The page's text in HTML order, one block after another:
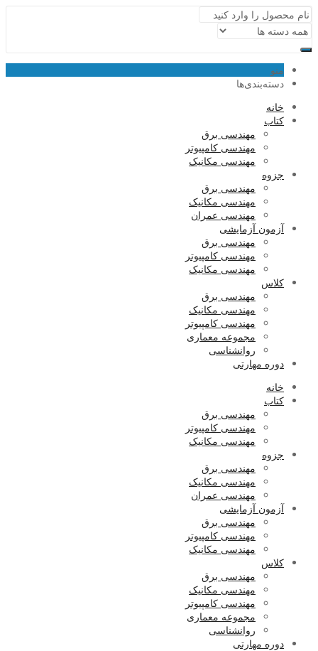
منو
دسته‌بندی‌ها
خانه
کتاب
مهندسی برق
مهندسی کامپیوتر
مهندسی مکانیک
جزوه
مهندسی برق
مهندسی مکانیک
مهندسی عمران
آزمون آزمایشی
مهندسی برق
مهندسی کامپیوتر
مهندسی مکانیک
کلاس
مهندسی برق
مهندسی مکانیک
مهندسی کامپیوتر
مجموعه معماری
روانشناسی
دوره مهارتی
خانه
کتاب
مهندسی برق
مهندسی کامپیوتر
مهندسی مکانیک
جزوه
مهندسی برق
مهندسی مکانیک
مهندسی عمران
آزمون آزمایشی
مهندسی برق
مهندسی کامپیوتر
مهندسی مکانیک
کلاس
مهندسی برق
مهندسی مکانیک
مهندسی کامپیوتر
مجموعه معماری
روانشناسی
دوره مهارتی